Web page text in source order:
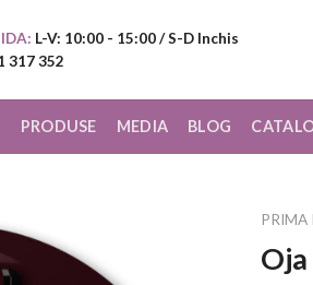
L-V: 10:00 - 15:00 / S-D Inchis
317 352
PRODUSE MEDIA BLOG
PRIMA